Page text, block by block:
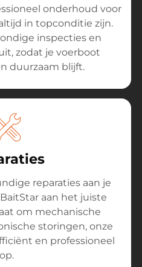
onderhoud voor
in topconditie zijn.
inspecties en
zodat je voerboot
duurzaam blijft.
reparaties aan je
aan het juiste
om mechanische
storingen, onze
en professioneel
op.